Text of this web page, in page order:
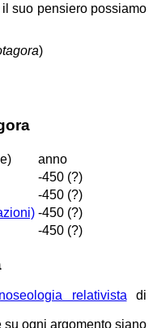
suo pensiero possiamo
)
anno
-450 (?)
-450 (?)
-450 (?)
-450 (?)
relativista di
ogni argomento siano